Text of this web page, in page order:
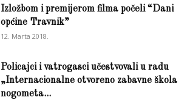
Izložbom i premijerom filma počeli “Dani
općine Travnik”
12. Marta 2018.
Policajci i vatrogasci učestvovali u radu
„Internacionalne otvoreno zabavne škola
nogometa...